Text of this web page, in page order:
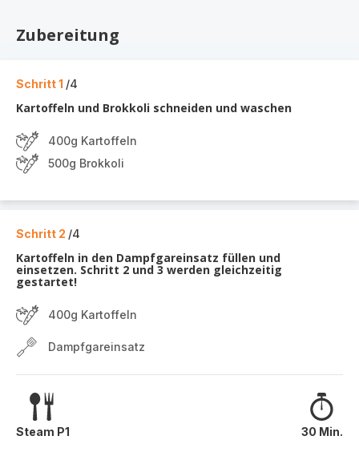
Zubereitung
Schritt 1 /4
Kartoffeln und Brokkoli schneiden und waschen
400g Kartoffeln
500g Brokkoli
Schritt 2 /4
Kartoffeln in den Dampfgareinsatz füllen und
einsetzen. Schritt 2 und 3 werden gleichzeitig
gestartet!
400g Kartoffeln
Dampfgareinsatz
Steam P1 30 Min.